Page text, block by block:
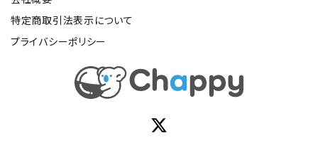
特定商取引法表示について
プライバシーポリシー